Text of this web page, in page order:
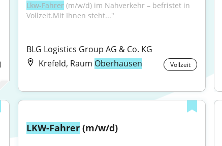
Lkw-Fahrer (m/w/d) im Nahverkehr – befristet in
Vollzeit.Mit Ihnen steht..."
BLG Logistics Group AG & Co. KG
Krefeld, Raum Oberhausen Vollzeit
LKW-Fahrer (m/w/d)